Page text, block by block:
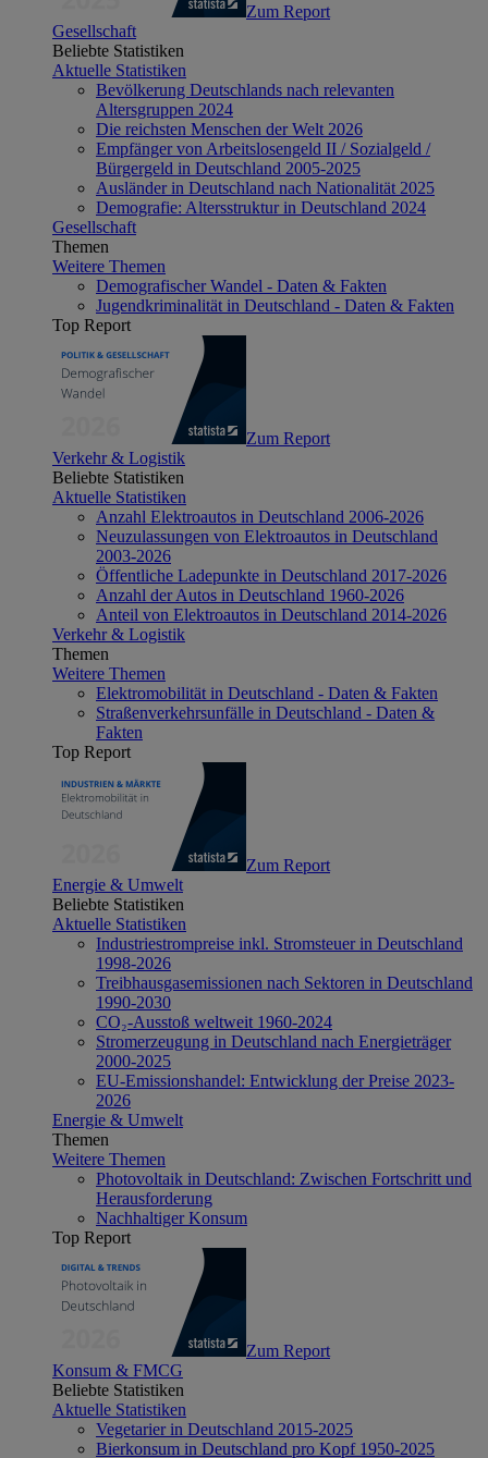
Zum Report
Gesellschaft
Beliebte Statistiken
Aktuelle Statistiken
Bevölkerung Deutschlands nach relevanten
Altersgruppen 2024
Die reichsten Menschen der Welt 2026
Empfänger von Arbeitslosengeld II / Sozialgeld /
Bürgergeld in Deutschland 2005-2025
Ausländer in Deutschland nach Nationalität 2025
Demografie: Altersstruktur in Deutschland 2024
Gesellschaft
Themen
Weitere Themen
Demografischer Wandel - Daten & Fakten
Jugendkriminalität in Deutschland - Daten & Fakten
Top Report
Zum Report
Verkehr & Logistik
Beliebte Statistiken
Aktuelle Statistiken
Anzahl Elektroautos in Deutschland 2006-2026
Neuzulassungen von Elektroautos in Deutschland
2003-2026
Öffentliche Ladepunkte in Deutschland 2017-2026
Anzahl der Autos in Deutschland 1960-2026
Anteil von Elektroautos in Deutschland 2014-2026
Verkehr & Logistik
Themen
Weitere Themen
Elektromobilität in Deutschland - Daten & Fakten
Straßenverkehrsunfälle in Deutschland - Daten &
Fakten
Top Report
Zum Report
Energie & Umwelt
Beliebte Statistiken
Aktuelle Statistiken
Industriestrompreise inkl. Stromsteuer in Deutschland
1998-2026
Treibhausgasemissionen nach Sektoren in Deutschland
1990-2030
CO₂-Ausstoß weltweit 1960-2024
Stromerzeugung in Deutschland nach Energieträger
2000-2025
EU-Emissionshandel: Entwicklung der Preise 2023-
2026
Energie & Umwelt
Themen
Weitere Themen
Photovoltaik in Deutschland: Zwischen Fortschritt und
Herausforderung
Nachhaltiger Konsum
Top Report
Zum Report
Konsum & FMCG
Beliebte Statistiken
Aktuelle Statistiken
Vegetarier in Deutschland 2015-2025
Bierkonsum in Deutschland pro Kopf 1950-2025